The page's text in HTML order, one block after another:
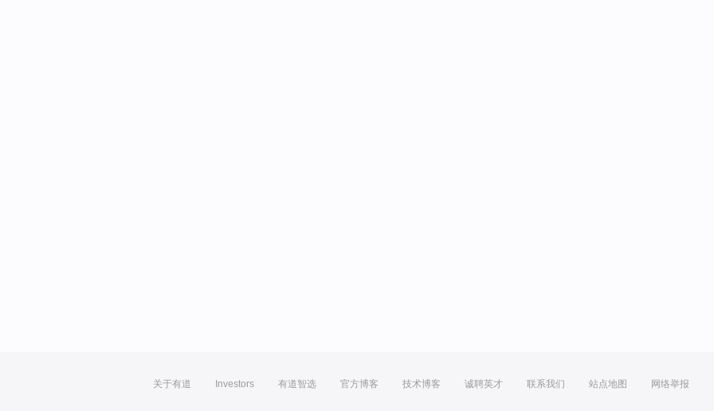
关于有道 Investors 有道智选 官方博客 技术博客 诚聘英才 联系我们 站点地图 网络举报